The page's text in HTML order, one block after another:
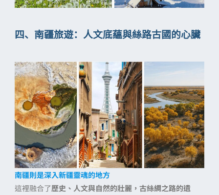
四、南疆旅遊：人文底蘊與絲路古國的心臟
南疆則是深入新疆靈魂的地方
這裡融合了歷史、人文與自然的壯麗，古絲綢之路的遺